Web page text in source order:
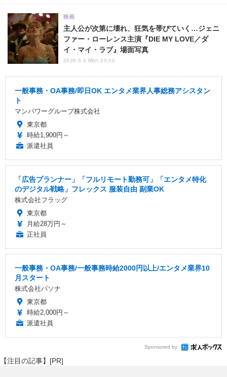
主人公が次第に壊れ、狂気を帯びていく…ジェニ
ファー・ローレンス主演『DIE MY LOVE／ダ
イ・マイ・ラブ』場面写真
映画
2026.5.4 Mon 20:00
一般事務・OA事務/即日OK エンタメ業界人事総務アシスタン
ト
マンパワーグループ株式会社
東京都
時給1,900円～
派遣社員
「広告プランナー」「フルリモート勤務可」「エンタメ特化
のデジタル戦略」フレックス 服装自由 副業OK
株式会社フラッグ
東京都
月給28万円～
正社員
一般事務・OA事務/一般事務時給2000円以上/エンタメ業界10
月スタート
株式会社パソナ
東京都
時給2,000円～
派遣社員
Sponsored by
【注目の記事】[PR]